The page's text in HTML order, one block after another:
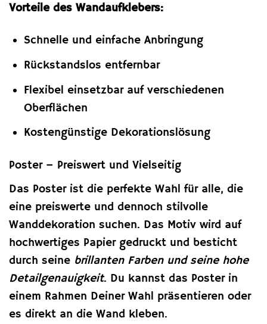
Vorteile des Wandaufklebers:
Schnelle und einfache Anbringung
Rückstandslos entfernbar
Flexibel einsetzbar auf verschiedenen
Oberflächen
Kostengünstige Dekorationslösung
Poster – Preiswert und Vielseitig
Das Poster ist die perfekte Wahl für alle, die
eine preiswerte und dennoch stilvolle
Wanddekoration suchen. Das Motiv wird auf
hochwertiges Papier gedruckt und besticht
durch seine brillanten Farben und seine hohe
Detailgenauigkeit. Du kannst das Poster in
einem Rahmen Deiner Wahl präsentieren oder
es direkt an die Wand kleben.